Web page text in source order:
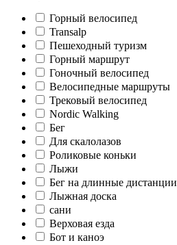
Горный велосипед
Transalp
Пешеходный туризм
Горный маршрут
Гоночный велосипед
Велосипедные маршруты
Трековый велосипед
Nordic Walking
Бег
Для скалолазов
Роликовые коньки
Лыжи
Бег на длинные дистанции
Лыжная доска
сани
Верховая езда
Бот и каноэ